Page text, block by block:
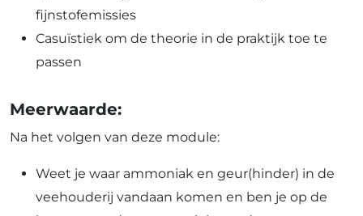
fijnstofemissies
Casuïstiek om de theorie in de praktijk toe te
passen
Meerwaarde:
Na het volgen van deze module:
Weet je waar ammoniak en geur(hinder) in de
veehouderij vandaan komen en ben je op de